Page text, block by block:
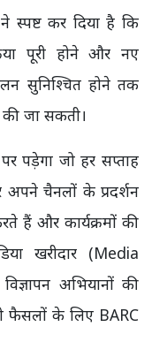
स्पष्ट कर दिया है कि
पूरी होने और नए
सुनिश्चित होने तक
की जा सकती।
पड़ेगा जो हर सप्ताह
चैनलों के प्रदर्शन
हैं और कार्यक्रमों की
खरीदार (Media
अभियानों की
फैसलों के लिए BARC